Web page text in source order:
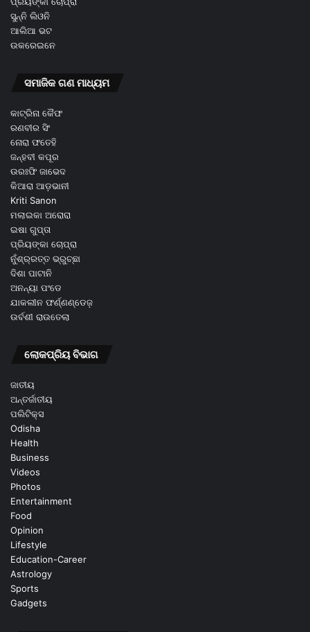
ସୁନ୍ନି ଲିଓନି
ଆଲିଆ ଭଟ
ଉକରେଇନେ
ସମାଜିକ ଗଣ ମାଧ୍ୟମ
କାଟ୍ରିନା କୈଫ
ରଣବୀର ସିଂ
ନୋରା ଫତେହି
ଜନ୍ହବୀ କପୂର
ଉରଃଫି ଜାଭେଦ
କିଆରା ଆଡ଼ଭାନୀ
Kriti Sanon
ମଲାଇକା ଅରୋରା
ଇଷା ଗୁପ୍ତା
ପ୍ରିୟଙ୍କା ଚୋପ୍ରା
ନୁଁଶ୍ର୍ରତ୍ତ ଭ୍ରୁଚ୍ଛା
ଦିଶା ପାଟାନି
ଅନନ୍ୟା ପଂଡେ
ଯାକଲୀନ ଫର୍ଣ୍ଣଣ୍ଡେଜ଼
ଉର୍ବଶୀ ରାଉତେଲା
ଲୋକପ୍ରିୟ ବିଭାଗ
ଜାତୀୟ
ଅନ୍ତର୍ଜାତୀୟ
ପଲିଟିକ୍ସ
Odisha
Health
Business
Videos
Photos
Entertainment
Food
Opinion
Lifestyle
Education-Career
Astrology
Sports
Gadgets